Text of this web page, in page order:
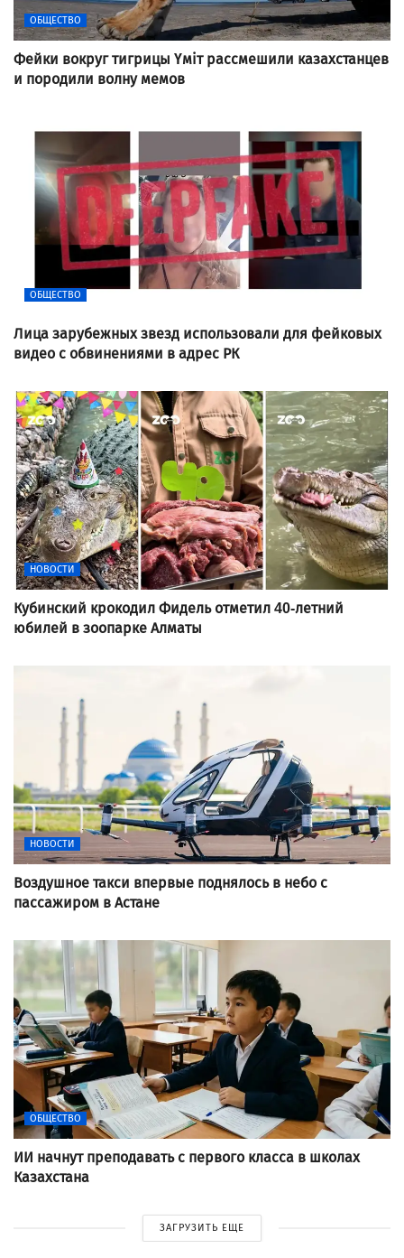
ОБЩЕСТВО
Фейки вокруг тигрицы Үміт рассмешили казахстанцев
и породили волну мемов
ОБЩЕСТВО
Лица зарубежных звезд использовали для фейковых
видео с обвинениями в адрес РК
НОВОСТИ
Кубинский крокодил Фидель отметил 40-летний
юбилей в зоопарке Алматы
НОВОСТИ
Воздушное такси впервые поднялось в небо с
пассажиром в Астане
ОБЩЕСТВО
ИИ начнут преподавать с первого класса в школах
Казахстана
ЗАГРУЗИТЬ ЕЩЕ